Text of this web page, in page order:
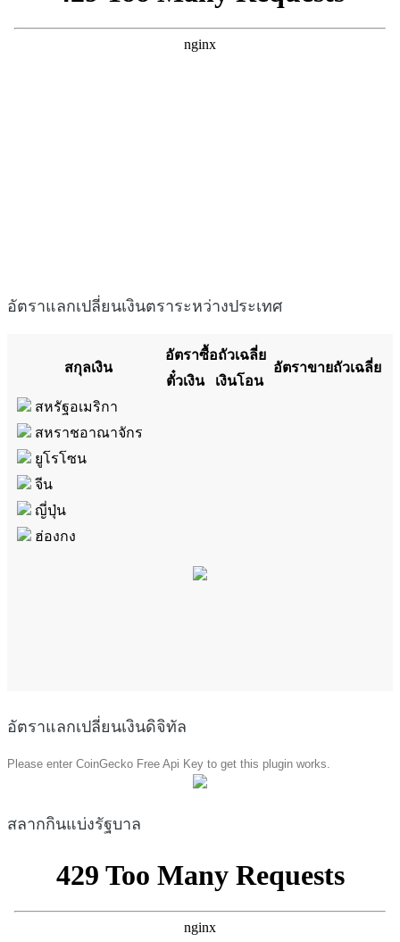
อัตราแลกเปลี่ยนเงินตราระหว่างประเทศ
อัตราแลกเปลี่ยนเงินดิจิทัล
Please enter CoinGecko Free Api Key to get this plugin works.
สลากกินแบ่งรัฐบาล